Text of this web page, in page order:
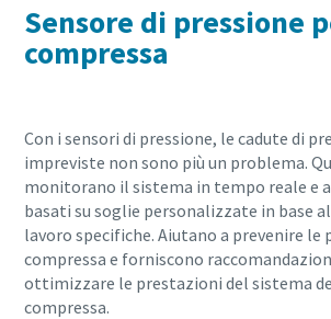
Sensore di pressione
compressa
Con i sensori di pressione, le cadute di
impreviste non sono più un problema.
monitorano il sistema in tempo reale e
basati su soglie personalizzate in base
lavoro specifiche. Aiutano a prevenire le
compressa e forniscono
ottimizzare le prestazioni del sistema
compressa.